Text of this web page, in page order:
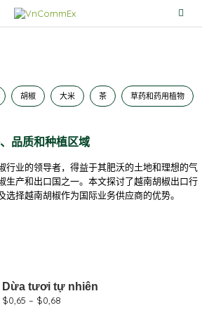
胡椒 大米 茶 草药和药用植物
品质和种植区域
行业的领导者，得益于其肥沃的土地和理想的气
生产和出口国之一。本文探讨了越南胡椒出口行
选择越南胡椒作为国际业务供应商的优势。
Dừa tươi tự nhiên
$0,65 – $0,68